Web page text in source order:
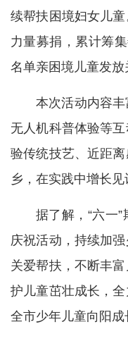
续帮扶困境妇女儿
力量募捐，累计筹
名单亲困境儿童发放
本次活动内容丰
无人机科普体验等
验传统技艺、近距
乡，在实践中增长见
据了解，“六一
庆祝活动，持续加
关爱帮扶，不断丰
护儿童茁壮成长，
全市少年儿童向阳成